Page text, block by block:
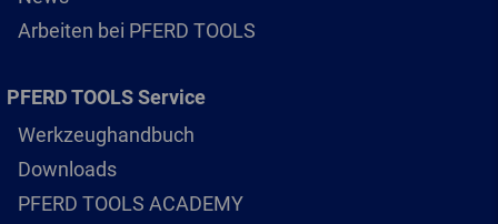
Arbeiten bei PFERD TOOLS
PFERD TOOLS Service
Werkzeughandbuch
Downloads
PFERD TOOLS ACADEMY